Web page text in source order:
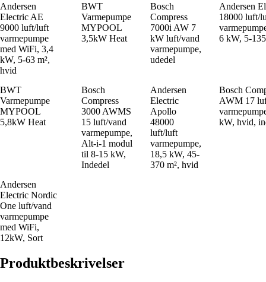
Andersen
Electric AE
9000 luft/luft
varmepumpe
med WiFi, 3,4
kW, 5-63 m²,
hvid
BWT
Varmepumpe
MYPOOL
3,5kW Heat
Bosch
Compress
7000i AW 7
kW luft/vand
varmepumpe,
udedel
Andersen
18000 luft/
6 kW, 5-
BWT
Varmepumpe
MYPOOL
5,8kW Heat
Bosch
Compress
3000 AWMS
15 luft/vand
varmepumpe,
Alt-i-1 modul
til 8-15 kW,
Indedel
Andersen
Electric
Apollo
48000
luft/luft
varmepumpe,
18,5 kW, 45-
370 m², hvid
Bosch
AWM 17
kW, hvid,
Andersen
Electric Nordic
One luft/vand
varmepumpe
med WiFi,
12kW, Sort
Produktbeskrivelser